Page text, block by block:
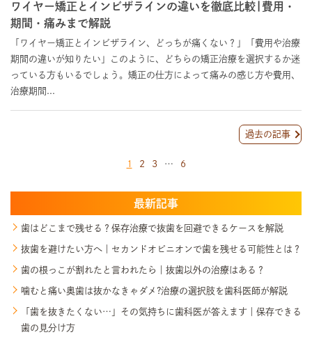
ワイヤー矯正とインビザラインの違いを徹底比較|費用・
期間・痛みまで解説
「ワイヤー矯正とインビザライン、どっちが痛くない？」「費用や治療
期間の違いが知りたい」このように、どちらの矯正治療を選択するか迷
っている方もいるでしょう。矯正の仕方によって痛みの感じ方や費用、
治療期間...
1 2 3 … 6
過去の記事
最新記事
歯はどこまで残せる？保存治療で抜歯を回避できるケースを解説
抜歯を避けたい方へ｜セカンドオピニオンで歯を残せる可能性とは？
歯の根っこが割れたと言われたら｜抜歯以外の治療はある？
噛むと痛い奥歯は抜かなきゃダメ?治療の選択肢を歯科医師が解説
「歯を抜きたくない…」その気持ちに歯科医が答えます｜保存できる
歯の見分け方